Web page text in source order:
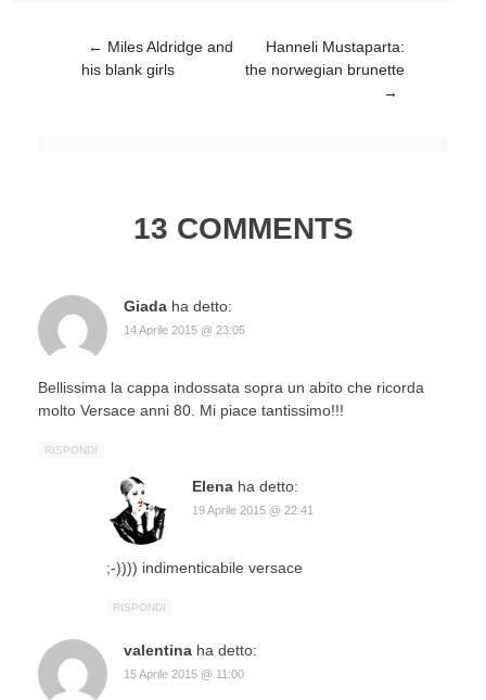
Post navigation
← Miles Aldridge and
his blank girls
Hanneli Mustaparta:
the norwegian brunette
→
13 COMMENTS
Giada ha detto:
14 Aprile 2015 @ 23:05
Bellissima la cappa indossata sopra un abito che ricorda
molto Versace anni 80. Mi piace tantissimo!!!
RISPONDI
Elena ha detto:
19 Aprile 2015 @ 22:41
;-)))) indimenticabile versace
RISPONDI
valentina ha detto:
15 Aprile 2015 @ 11:00